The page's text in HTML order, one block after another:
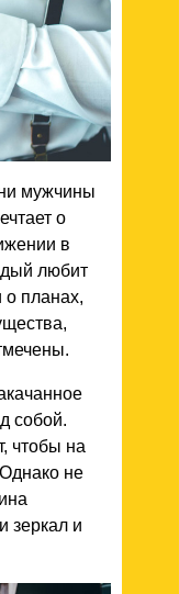
мужчины
о
в
любит
о планах,
собой.
чтобы на
не
зеркал и